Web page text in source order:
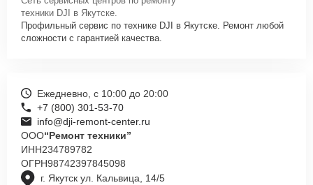
техники DJI в Якутске.
Профильный сервис по технике DJI в Якутске. Ремонт любой
сложности с гарантией качества.
г. Якутск ул. Кальвица, 14/5
Ежедневно, с 10:00 до 20:00
+7 (800) 301-53-70
info@dji-remont-center.ru
ООО“Ремонт техники”
ИНН234789782
ОГРН98742397845098